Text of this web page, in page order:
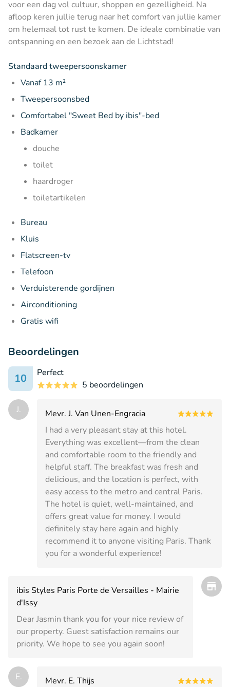
voor een dag vol cultuur, shoppen en gezelligheid. Na
afloop keren jullie terug naar het comfort van jullie kamer
om helemaal tot rust te komen. De ideale combinatie van
ontspanning en een bezoek aan de Lichtstad!
Standaard tweepersoonskamer
Vanaf 13 m²
Tweepersoonsbed
Comfortabel "Sweet Bed by ibis"-bed
Badkamer
douche
toilet
haardroger
toiletartikelen
Bureau
Kluis
Flatscreen-tv
Telefoon
Verduisterende gordijnen
Airconditioning
Gratis wifi
Beoordelingen
10
Perfect
5 beoordelingen
J.
Mevr. J. Van Unen-Engracia
I had a very pleasant stay at this hotel.
Everything was excellent—from the clean
and comfortable room to the friendly and
helpful staff. The breakfast was fresh and
delicious, and the location is perfect, with
easy access to the metro and central Paris.
The hotel is quiet, well-maintained, and
offers great value for money. I would
definitely stay here again and highly
recommend it to anyone visiting Paris. Thank
you for a wonderful experience!
ibis Styles Paris Porte de Versailles - Mairie
d'Issy
Dear Jasmin thank you for your nice review of
our property. Guest satisfaction remains our
priority. We hope to see you again soon!
E.
Mevr. E. Thijs